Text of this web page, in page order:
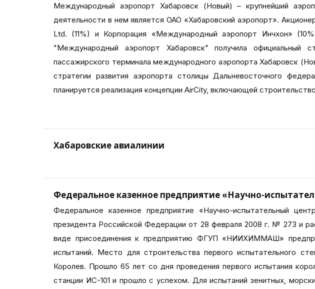
Международный аэропорт Хабаровск (Новый) – крупнейший
деятельности в нем является ОАО «Хабаровский аэропорт».
Ltd. (11%) и Корпорация «Международный аэропорт Инчхон»
"Международный аэропорт Хабаровск" получила официальный
пассажирского терминала международного аэропорта Хабаровск
стратегии развития аэропорта столицы Дальневосточного
планируется реализация концепции AirCity, включающей
Хабаровские авиалинии
Федеральное казенное предприятие «Научно-
Федеральное казенное предприятие «Научно-испытательный
президента Российской Федерации от 28 февраля 2008 г. № 273 и
виде присоединения к предприятию ФГУП «НИИХИММАШ»
испытаний. Место для строительства первого испытательного
Королев. Прошло 65 лет со дня проведения первого испытания
станции ИС-101 и прошло с успехом. Для испытаний зенитных,